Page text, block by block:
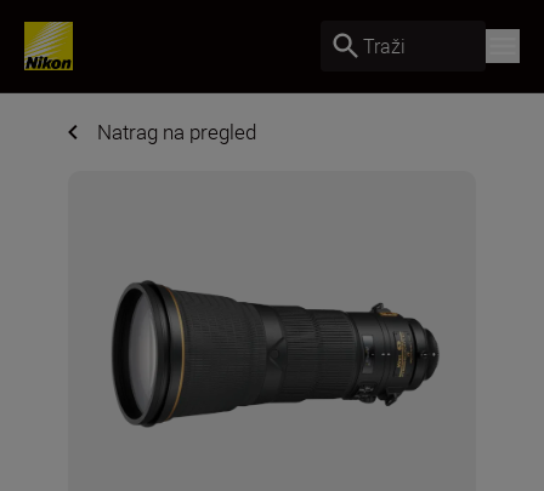
Traži
Natrag na pregled